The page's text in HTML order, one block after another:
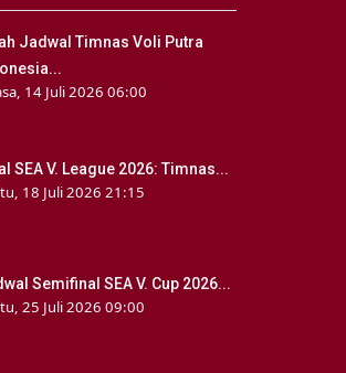
Jadwal Timnas Voli Putra
14 Juli 2026 06:00
SEA V. League 2026: Timnas...
18 Juli 2026 21:15
Semifinal SEA V. Cup 2026...
25 Juli 2026 09:00